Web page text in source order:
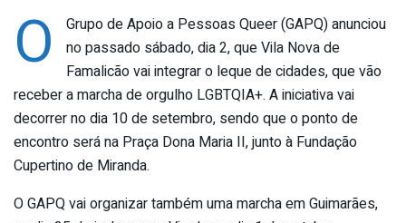
O
Grupo de Apoio a Pessoas Queer (GAPQ) anunciou
no passado sábado, dia 2, que Vila Nova de
Famalicão vai integrar o leque de cidades, que vão
receber a marcha de orgulho LGBTQIA+. A iniciativa vai
decorrer no dia 10 de setembro, sendo que o ponto de
encontro será na Praça Dona Maria II, junto à Fundação
Cupertino de Miranda.
O GAPQ vai organizar também uma marcha em Guimarães,